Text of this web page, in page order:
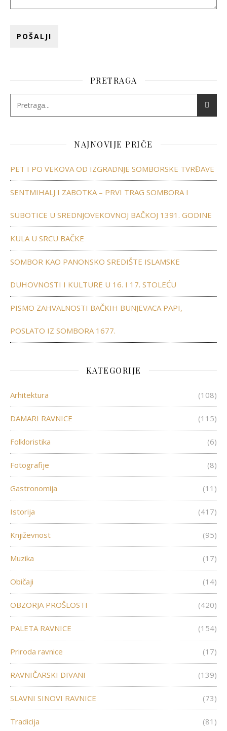
PRETRAGA
NAJNOVIJE PRIČE
PET I PO VEKOVA OD IZGRADNJE SOMBORSKE TVRĐAVE
SENTMIHALJ I ZABOTKA – PRVI TRAG SOMBORA I
SUBOTICE U SREDNJOVEKOVNOJ BAČKOJ 1391. GODINE
KULA U SRCU BAČKE
SOMBOR KAO PANONSKO SREDIŠTE ISLAMSKE
DUHOVNOSTI I KULTURE U 16. I 17. STOLEĆU
PISMO ZAHVALNOSTI BAČKIH BUNJEVACA PAPI,
POSLATO IZ SOMBORA 1677.
KATEGORIJE
Arhitektura (108)
DAMARI RAVNICE (115)
Folkloristika (6)
Fotografije (8)
Gastronomija (11)
Istorija (417)
Književnost (95)
Muzika (17)
Običaji (14)
OBZORJA PROŠLOSTI (420)
PALETA RAVNICE (154)
Priroda ravnice (17)
RAVNIČARSKI DIVANI (139)
SLAVNI SINOVI RAVNICE (73)
Tradicija (81)